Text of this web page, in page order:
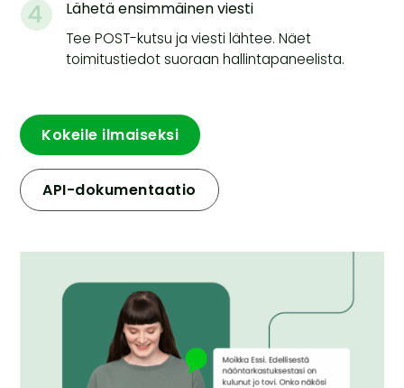
Lähetä ensimmäinen viesti
Tee POST-kutsu ja viesti lähtee. Näet
toimitustiedot suoraan hallintapaneelista.
Kokeile ilmaiseksi
API-dokumentaatio